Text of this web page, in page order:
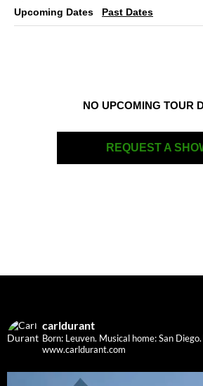
Upcoming Dates Past Dates
NO UPCOMING TOUR
REQUEST A
carldurant
Born: Leuven. Musical home: San Diego.
www.carldurant.com